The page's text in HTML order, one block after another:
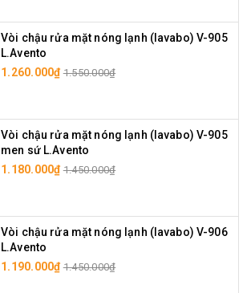
Vòi chậu rửa mặt nóng lạnh (lavabo) V-905
L.Avento
1.260.000₫ 1.550.000₫
Vòi chậu rửa mặt nóng lạnh (lavabo) V-905
men sứ L.Avento
1.180.000₫ 1.450.000₫
Vòi chậu rửa mặt nóng lạnh (lavabo) V-906
L.Avento
1.190.000₫ 1.450.000₫